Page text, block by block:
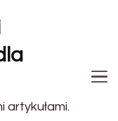
artykułami.